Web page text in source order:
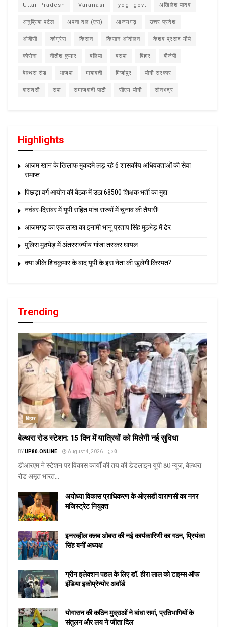
Uttar Pradesh Varanasi yogi govt अखिलेश यादव
अनुप्रिया पटेल अपना दल (एस) आजमगढ़ उत्तर प्रदेश
ओबीसी कांग्रेस किसान किसान आंदोलन केशव प्रसाद मौर्य
कोरोना नीतीश कुमार बलिया बसपा बिहार बीजेपी
बेल्थरा रोड भाजपा मायावती मिर्जापुर योगी सरकार
वाराणसी सपा समाजवादी पार्टी सीएम योगी सोनभद्र
Highlights
आजम खान के खिलाफ मुकदमे लड़ रहे 6 शासकीय अधिवक्ताओं की सेवा
समाप्त
पिछड़ा वर्ग आयोग की बैठक में उठा 68500 शिक्षक भर्ती का मुद्दा
नवंबर-दिसंबर में यूपी सहित पांच राज्यों में चुनाव की तैयारी!
आजमगढ़ का एक लाख का इनामी भानू प्रताप सिंह मुठभेड़ में ढेर
पुलिस मुठभेड़ में अंतरराज्यीय गांजा तस्कर घायल
क्या डीके शिवकुमार के बाद यूपी के इस नेता की खुलेगी किस्मत?
Trending
बिहार
बेल्थरा रोड स्टेशन: 15 दिन में यात्रियों को मिलेगी नई सुविधा
BYUP80.ONLINE August 4, 2026 0
डीआरएम ने स्टेशन पर विकास कार्यों की तय की डेडलाइन यूपी 80 न्यूज़, बेल्थरा
रोड अमृत भारत...
अयोध्या विकास प्राधिकरण के ओएसडी वाराणसी का नगर
मजिस्ट्रेट नियुक्त
इनरव्हील क्लब ओबरा की नई कार्यकारिणी का गठन, प्रियंका
सिंह बनीं अध्यक्ष
ग्रीन इलेक्शन पहल के लिए डॉ. हीरा लाल को टाइम्स ऑफ
इंडिया इकोप्रेन्योर अवॉर्ड
योगासन की कठिन मुद्राओं ने बांधा समां, प्रतिभागियों के
संतुलन और लय ने जीता दिल